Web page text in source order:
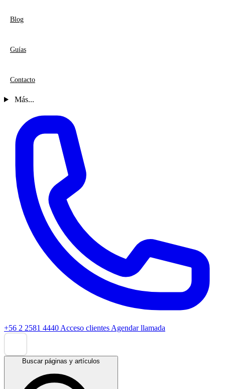
Blog
Guías
Contacto
Más...
+56 2 2581 4440 Acceso clientes Agendar llamada
Buscar páginas y artículos